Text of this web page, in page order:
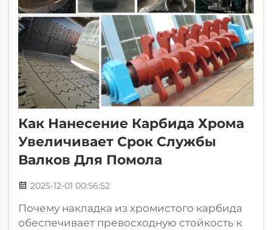
Как Нанесение Карбида Хрома
Увеличивает Срок Службы
Валков Для Помола
2025-12-01 00:56:52
Почему накладка из хромистого карбида
обеспечивает превосходную стойкость к